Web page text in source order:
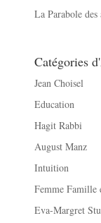
La Parabole des
Catégories
Jean Choisel
Education
Hagit Rabbi
August Manz
Intuition
Femme Famille
Eva-Margret